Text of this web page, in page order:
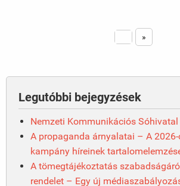
»
Legutóbbi bejegyzések
Nemzeti Kommunikációs Sóhivatal
A propaganda árnyalatai – A
kampány híreinek
A tömegtájékoztatás
rendelet – Egy új